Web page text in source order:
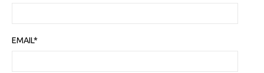
EMAIL*